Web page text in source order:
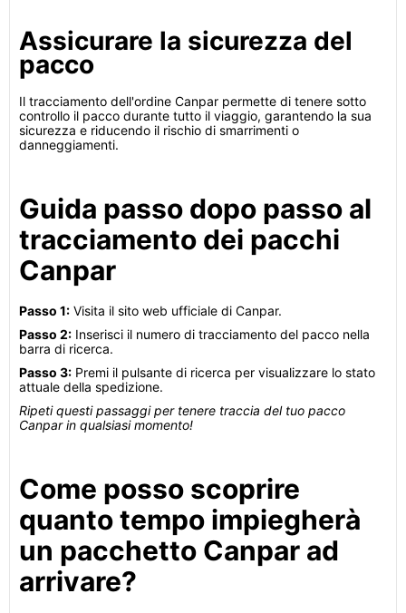
Assicurare la sicurezza del
pacco
Il tracciamento dell'ordine Canpar permette di tenere sotto
controllo il pacco durante tutto il viaggio, garantendo la sua
sicurezza e riducendo il rischio di smarrimenti o
danneggiamenti.
Guida passo dopo passo al
tracciamento dei pacchi
Canpar
Passo 1: Visita il sito web ufficiale di Canpar.
Passo 2: Inserisci il numero di tracciamento del pacco nella
barra di ricerca.
Passo 3: Premi il pulsante di ricerca per visualizzare lo stato
attuale della spedizione.
Ripeti questi passaggi per tenere traccia del tuo pacco
Canpar in qualsiasi momento!
Come posso scoprire
quanto tempo impiegherà
un pacchetto Canpar ad
arrivare?